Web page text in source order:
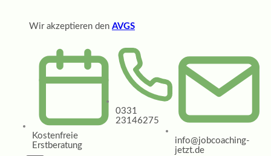
Wir akzeptieren den AVGS
Kostenfreie
Erstberatung
0331
23146275
info@jobcoaching-
jetzt.de